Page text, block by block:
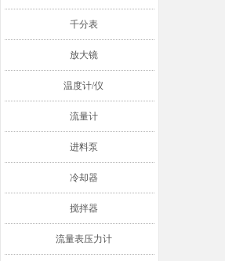
千分表
放大镜
温度计/仪
流量计
进料泵
冷却器
搅拌器
流量表压力计